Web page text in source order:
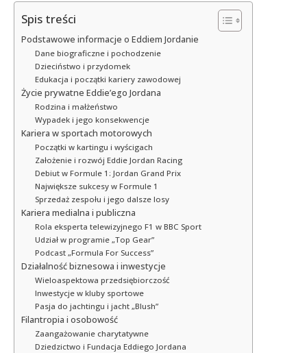
Spis treści
Podstawowe informacje o Eddiem Jordanie
Dane biograficzne i pochodzenie
Dzieciństwo i przydomek
Edukacja i początki kariery zawodowej
Życie prywatne Eddie’ego Jordana
Rodzina i małżeństwo
Wypadek i jego konsekwencje
Kariera w sportach motorowych
Początki w kartingu i wyścigach
Założenie i rozwój Eddie Jordan Racing
Debiut w Formule 1: Jordan Grand Prix
Największe sukcesy w Formule 1
Sprzedaż zespołu i jego dalsze losy
Kariera medialna i publiczna
Rola eksperta telewizyjnego F1 w BBC Sport
Udział w programie „Top Gear”
Podcast „Formula For Success”
Działalność biznesowa i inwestycje
Wieloaspektowa przedsiębiorczość
Inwestycje w kluby sportowe
Pasja do jachtingu i jacht „Blush”
Filantropia i osobowość
Zaangażowanie charytatywne
Dziedzictwo i Fundacja Eddiego Jordana